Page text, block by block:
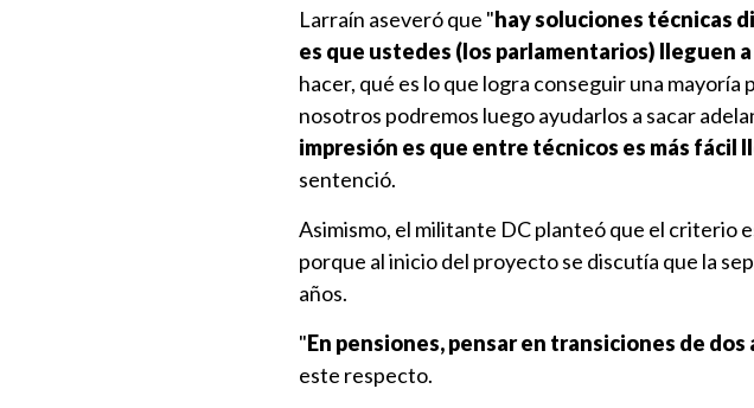
Larraín aseveró que "hay soluciones técnicas
es que ustedes (los parlamentarios) lleguen
hacer, qué es lo que logra conseguir una
nosotros podremos luego ayudarlos a sacar
impresión es que entre técnicos es más fácil
sentenció.
Asimismo, el militante DC planteó que el criterio
porque al inicio del proyecto se discutía que la
años.
"En pensiones, pensar en transiciones de
este respecto.